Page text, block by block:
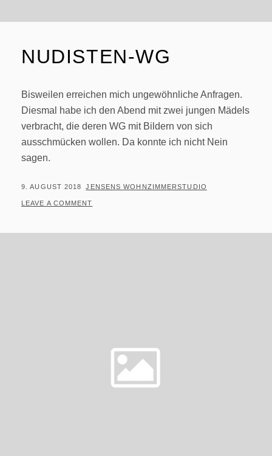
NUDISTEN-WG
Bisweilen erreichen mich ungewöhnliche Anfragen.
Diesmal habe ich den Abend mit zwei jungen Mädels
verbracht, die deren WG mit Bildern von sich
ausschmücken wollen. Da konnte ich nicht Nein
sagen.
POSTED
ON
9. AUGUST 2018 BY
JENSENS WOHNZIMMERSTUDIO
LEAVE A COMMENT